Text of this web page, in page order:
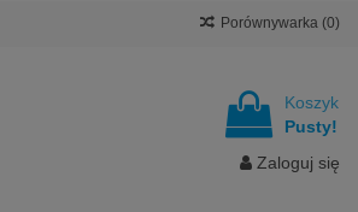
Porównywarka (0)
Koszyk
Pusty!
Zaloguj się